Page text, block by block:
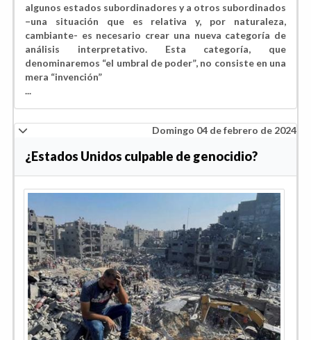
algunos estados subordinadores y a otros subordinados
–una situación que es relativa y, por naturaleza,
cambiante- es necesario crear una nueva categoría de
análisis interpretativo. Esta categoría, que
denominaremos “el umbral de poder”, no consiste en una
mera “invención”
...
Domingo 04 de febrero de 2024
¿Estados Unidos culpable de genocidio?